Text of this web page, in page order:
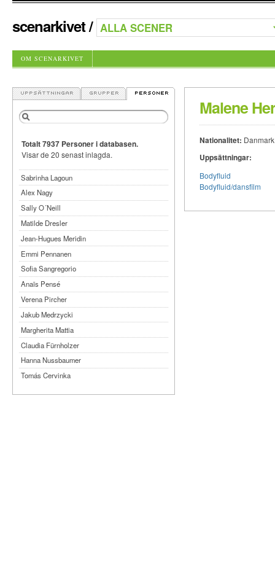
scenarkivet/
OM SCENARKIVET
Malene
Nationalitet: Danmark
Uppsättningar:
Bodyfluid
Bodyfluid/dansfilm
Totalt 7937 Personer i databasen.
Visar de 20 senast inlagda.
Sabrinha Lagoun
Alex Nagy
Sally O´Neill
Matilde Dresler
Jean-Hugues Meridin
Emmi Pennanen
Sofia Sangregorio
Anaïs Pensé
Verena Pircher
Jakub Medrzycki
Margherita Mattia
Claudia Fürnholzer
Hanna Nussbaumer
Tomás Cervinka